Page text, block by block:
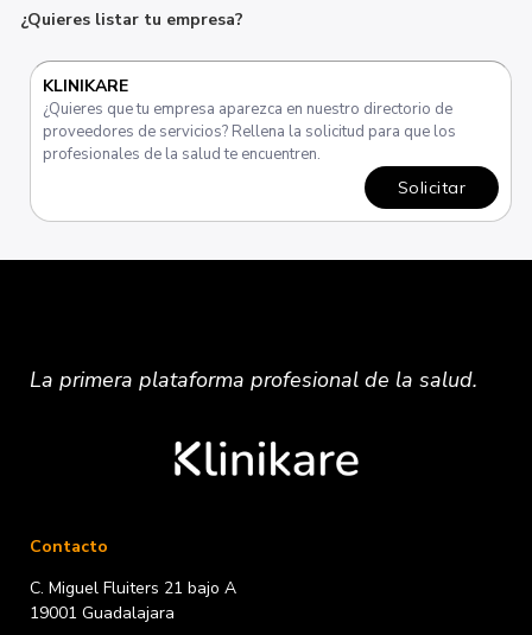
¿Quieres listar tu empresa?
KLINIKARE
¿Quieres que tu empresa aparezca en nuestro directorio de
proveedores de servicios? Rellena la solicitud para que los
profesionales de la salud te encuentren.
Solicitar
La primera plataformaprofesionalde la salud.
Contacto
C. Miguel Fluiters 21 bajo A
19001 Guadalajara